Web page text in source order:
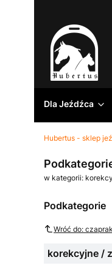
Dla Jeźdźca
Hubertus - sklep
w kategorii:
Podkategorie
Wróć do:
korekcyjne /